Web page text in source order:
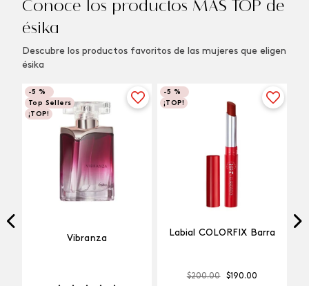
Conoce los productos MÁS TOP de
ésika
Descubre los productos favoritos de las mujeres que eligen
ésika
-5 %
Top Sellers
¡TOP!
Vibranza
-5 %
¡TOP!
Labial COLORFIX Barra
$200.00 $190.00